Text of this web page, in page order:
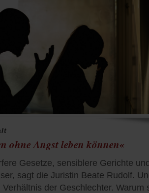
ohne Angst leben können«
Gesetze, sensiblere Gerichte
sagt die Juristin Beate Rudolf.
Verhältnis der Geschlechter. Warum